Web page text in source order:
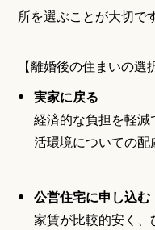
所を選ぶことが大切で
【離婚後の住まいの選
実家に戻る
経済的な負担を軽
活環境についての配
公営住宅に申し込む
家賃が比較的安く、